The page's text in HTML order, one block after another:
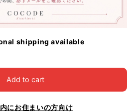
shipping available
Add to cart
にお住まいの方向け